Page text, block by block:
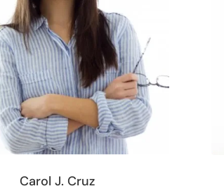
Carol J. Cruz